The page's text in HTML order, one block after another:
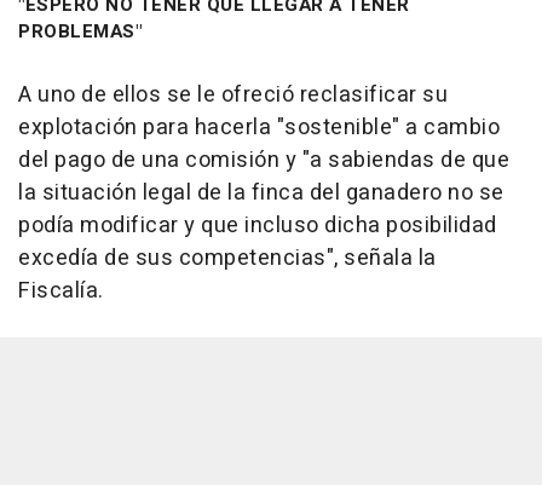
PROBLEMAS"
A uno de ellos se le ofreció reclasificar su
explotación para hacerla "sostenible" a cambio
del pago de una comisión y "a sabiendas de que
la situación legal de la finca del ganadero no se
podía modificar y que incluso dicha posibilidad
excedía de sus competencias", señala la
Fiscalía.